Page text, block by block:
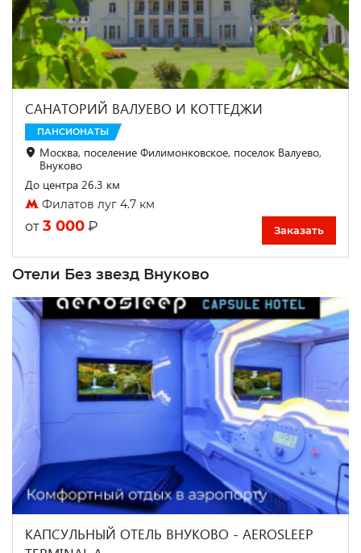
САНАТОРИЙ ВАЛУЕВО И КОТТЕДЖИ
ПАНСИОНАТЫ
Москва, поселение Филимонковское, поселок Валуево,
Внуково
До центра 26.3 км
Филатов луг 4.7 км
от 3 000 ₽ Заказать
Отели Без звезд Внуково
КАПСУЛЬНЫЙ ОТЕЛЬ ВНУКОВО - AEROSLEEP